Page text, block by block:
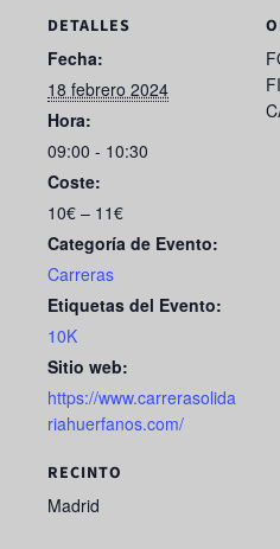
o
k
DETALLES
Fecha:
18 febrero 2024
Hora:
09:00 - 10:30
Coste:
10€ – 11€
Categoría de Evento:
Carreras
Etiquetas del Evento:
10K
Sitio web:
https://www.carrerasolida
riahuerfanos.com/
RECINTO
Madrid